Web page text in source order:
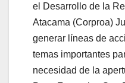
el Desarrollo de la
Atacama (Corproa)
generar líneas de
temas importantes
necesidad de la